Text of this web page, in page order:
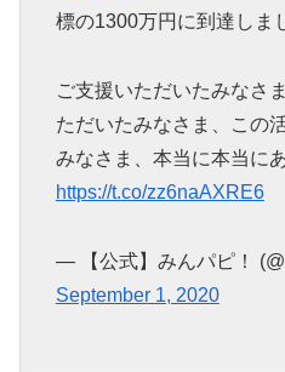
標の1300万円に到達しま
ご支援いただいたみなさ
ただいたみなさま、この
みなさま、本当に本当に
https://t.co/zz6naAXRE6
— 【公式】みんパピ！
September 1, 2020